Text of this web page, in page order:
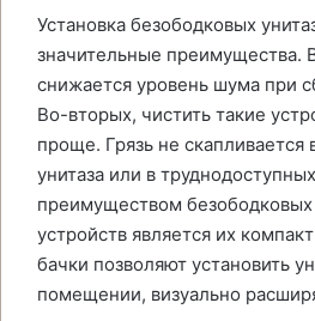
Установка безободковых
значительные преимущества.
снижается уровень шума при
Во-вторых, чистить такие
проще. Грязь не скапливается
унитаза или в
преимуществом
устройств является их
бачки позволяют установить
помещении, визуально